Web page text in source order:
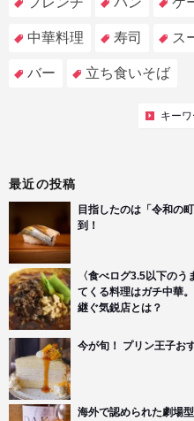
中華料理 寿司 ス
バー 立ち食いそば
キー
最近の投稿
目指したのは「令和の
到！
〈食べログ3.5以下の
てくる料理はガチ中華
継ぐ気鋭店とは？
今が旬！ プリン王子お
海外で認められた劇場